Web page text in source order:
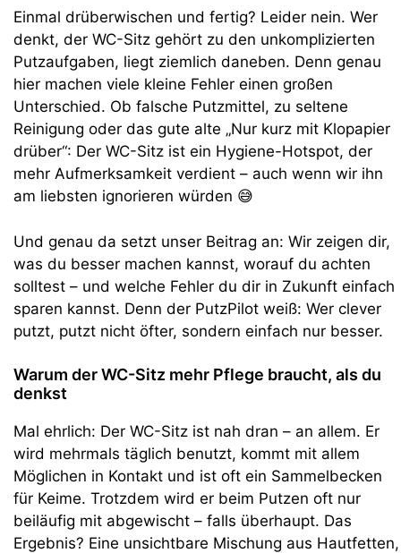
Einmal drüberwischen und fertig? Leider nein. Wer
denkt, der WC-Sitz gehört zu den unkomplizierten
Putzaufgaben, liegt ziemlich daneben. Denn genau
hier machen viele kleine Fehler einen großen
Unterschied. Ob falsche Putzmittel, zu seltene
Reinigung oder das gute alte „Nur kurz mit Klopapier
drüber“: Der WC-Sitz ist ein Hygiene-Hotspot, der
mehr Aufmerksamkeit verdient – auch wenn wir ihn
am liebsten ignorieren würden 😅
Und genau da setzt unser Beitrag an: Wir zeigen dir,
was du besser machen kannst, worauf du achten
solltest – und welche Fehler du dir in Zukunft einfach
sparen kannst. Denn der PutzPilot weiß: Wer clever
putzt, putzt nicht öfter, sondern einfach nur besser.
Warum der WC-Sitz mehr Pflege braucht, als du
denkst
Mal ehrlich: Der WC-Sitz ist nah dran – an allem. Er
wird mehrmals täglich benutzt, kommt mit allem
Möglichen in Kontakt und ist oft ein Sammelbecken
für Keime. Trotzdem wird er beim Putzen oft nur
beiläufig mit abgewischt – falls überhaupt. Das
Ergebnis? Eine unsichtbare Mischung aus Hautfetten,